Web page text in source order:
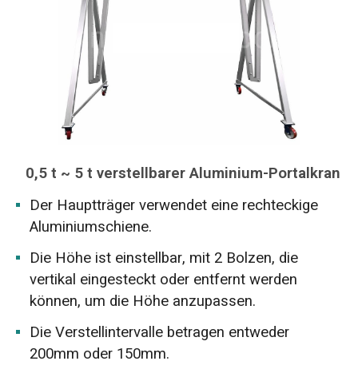
0,5 t ~ 5 t verstellbarer Aluminium-Portalkran
Der Hauptträger verwendet eine rechteckige
Aluminiumschiene.
Die Höhe ist einstellbar, mit 2 Bolzen, die
vertikal eingesteckt oder entfernt werden
können, um die Höhe anzupassen.
Die Verstellintervalle betragen entweder
200mm oder 150mm.